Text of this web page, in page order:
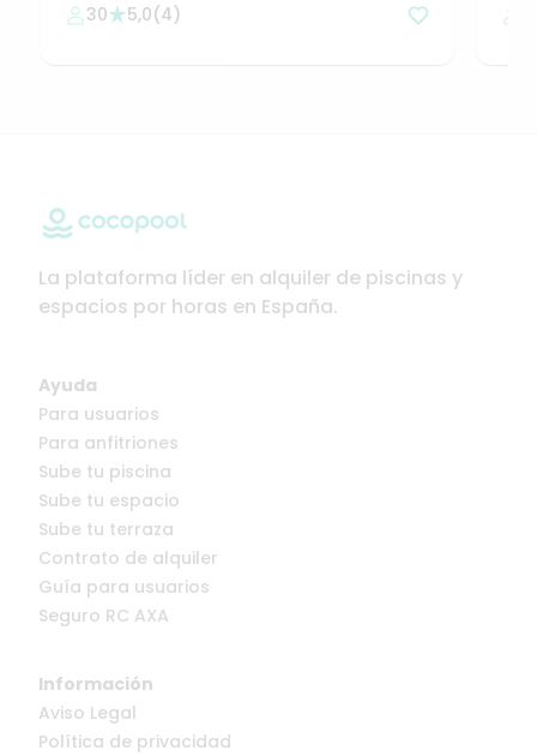
30 5,0(4)
La plataforma líder en alquiler de piscinas y
espacios por horas en España.
Ayuda
Para usuarios
Para anfitriones
Sube tu piscina
Sube tu espacio
Sube tu terraza
Contrato de alquiler
Guía para usuarios
Seguro RC AXA
Información
Aviso Legal
Política de privacidad